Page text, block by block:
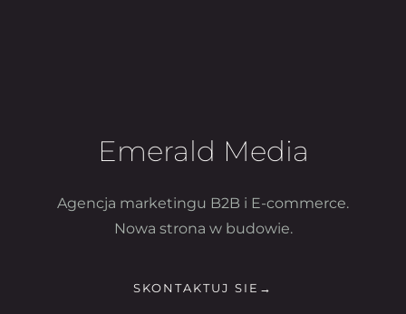
Emerald Media
Agencja marketingu B2B i E-commerce.
Nowa strona w budowie.
SKONTAKTUJ SIE